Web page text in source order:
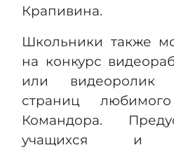
Крапивина.
Школьники также
на конкурс
или видеоролик
страниц
Командора.
учащихся и